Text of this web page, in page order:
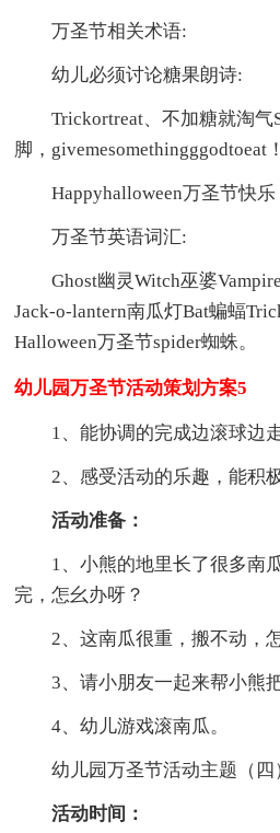
万圣节相关术语:
幼儿必须讨论糖果朗诗:
Trickortreat、不加糖就淘气
脚，givemesomethingggodtoeat
Happyhalloween万圣节快乐
万圣节英语词汇:
Ghost幽灵Witch巫婆
Jack-o-lantern南瓜灯Bat蝙蝠
Halloween万圣节spider蜘蛛。
幼儿园万圣节活动策划方案5
1、能协调的完成边滚球边走
2、感受活动的乐趣，能积
活动准备：
1、小熊的地里长了很多南
完，怎幺办呀？
2、这南瓜很重，搬不动，
3、请小朋友一起来帮小熊
4、幼儿游戏滚南瓜。
幼儿园万圣节活动主题（
活动时间：